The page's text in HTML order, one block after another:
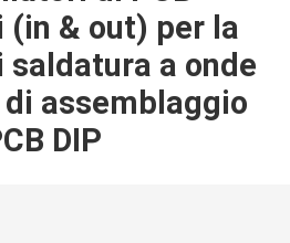
& out) per la
saldatura a onde
assemblaggio
DIP